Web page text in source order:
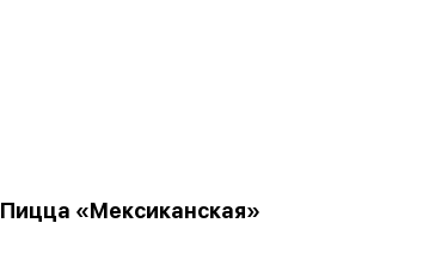
Пицца «Мексиканская»